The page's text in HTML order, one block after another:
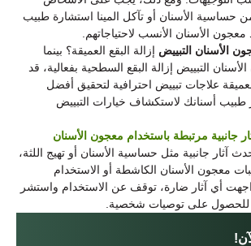
حساسية الأسنان أو تآكل المينا استشارة طبيب
معجون الأسنان الأنسب لاحتياجاتهم.
الأسنان التبييض إزالة البقع العميقة؟ بينما
التبييض إزالة البقع السطحية بفعالية، قد
علاجات تبييض احترافية لتحقيق أفضل
طبيب أسنانك لاستكشاف خيارات التبييض
جانبية مرتبطة باستخدام معجون الأسنان
آثار جانبية مثل حساسية الأسنان أو تهيج اللثة،
معجون الأسنان الكاشطة أو الاستخدام
أي آثار ضارة، توقف عن الاستخدام واستشر
للحصول على توصيات شخصية.